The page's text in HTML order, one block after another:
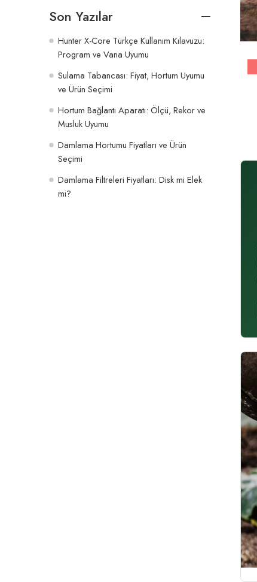
Son Yazılar
Hunter X-Core Türkçe Kullanım Kılavuzu:
Program ve Vana Uyumu
Sulama Tabancası: Fiyat, Hortum Uyumu
ve Ürün Seçimi
Hortum Bağlantı Aparatı: Ölçü, Rekor ve
Musluk Uyumu
Damlama Hortumu Fiyatları ve Ürün
Seçimi
Damlama Filtreleri Fiyatları: Disk mi Elek
mi?